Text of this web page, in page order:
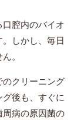
腔内のバイオ
しかし、毎日
。
のクリーニング
後も、すぐに
病の原因菌の